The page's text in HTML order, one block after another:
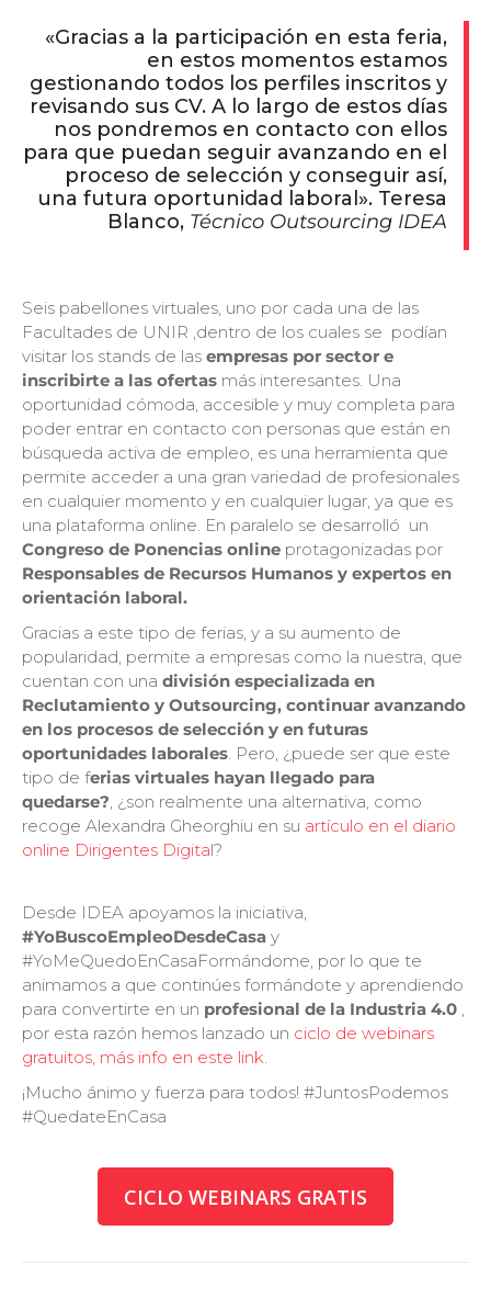
«Gracias a la participación en esta feria,
en estos momentos estamos
gestionando todos los perfiles inscritos y
revisando sus CV. A lo largo de estos días
nos pondremos en contacto con ellos
para que puedan seguir avanzando en el
proceso de selección y conseguir así,
una futura oportunidad laboral». Teresa
Blanco, Técnico Outsourcing IDEA
Seis pabellones virtuales, uno por cada una de las
Facultades de UNIR ,dentro de los cuales se podían
visitar los stands de las empresas por sector e
inscribirte a las ofertas más interesantes. Una
oportunidad cómoda, accesible y muy completa para
poder entrar en contacto con personas que están en
búsqueda activa de empleo, es una herramienta que
permite acceder a una gran variedad de profesionales
en cualquier momento y en cualquier lugar, ya que es
una plataforma online. En paralelo se desarrolló un
Congreso de Ponencias online protagonizadas por
Responsables de Recursos Humanos y expertos en
orientación laboral.
Gracias a este tipo de ferias, y a su aumento de
popularidad, permite a empresas como la nuestra, que
cuentan con una división especializada en
Reclutamiento y Outsourcing, continuar avanzando
en los procesos de selección y en futuras
oportunidades laborales. Pero, ¿puede ser que este
tipo de ferias virtuales hayan llegado para
quedarse?, ¿son realmente una alternativa, como
recoge Alexandra Gheorghiu en su artículo en el diario
online Dirigentes Digital?
Desde IDEA apoyamos la iniciativa,
#YoBuscoEmpleoDesdeCasa y
#YoMeQuedoEnCasaFormándome, por lo que te
animamos a que continúes formándote y aprendiendo
para convertirte en un profesional de la Industria 4.0 ,
por esta razón hemos lanzado un ciclo de webinars
gratuitos, más info en este link.
¡Mucho ánimo y fuerza para todos! #JuntosPodemos
#QuedateEnCasa
CICLO WEBINARS GRATIS